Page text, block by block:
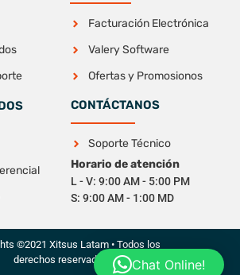
Facturación Electrónica
Valery Software
Ofertas y Promosionos
CONTÁCTANOS
Soporte Técnico
Horario de atención
L - V: 9:00 AM - 5:00 PM
S: 9:00 AM - 1:00 MD
©2021 Xitsus Latam • Todos los
derechos reservados.
Chat Online!